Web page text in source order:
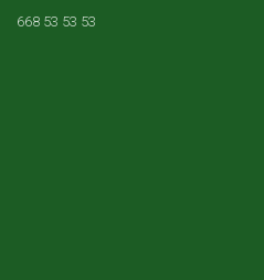
668 53 53 53